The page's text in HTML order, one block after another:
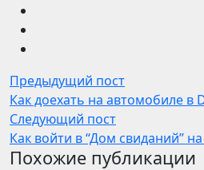
Предыдущий пост
Как доехать на автомобиле в
Следующий пост
Как войти в “Дом свиданий”
Похожие публикации